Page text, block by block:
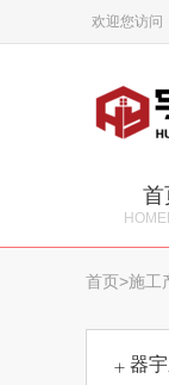
欢迎您访问
首
首页>施工
器